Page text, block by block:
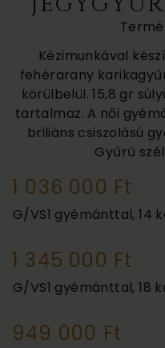
Kézimunkával
fehérarany
körülbelül. 15,8 gr
tartalmaz. A női
briliáns csiszolású
Gyűrű
1 036 000 Ft
G/VS1 gyémánttal, 14
1 345 000 Ft
G/VS1 gyémánttal, 18
949 000 Ft